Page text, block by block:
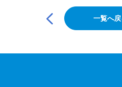
シ
一覧へ戻